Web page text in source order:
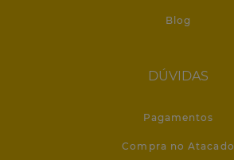
Blog
DÚVIDAS
Pagamentos
Compra no Atacado